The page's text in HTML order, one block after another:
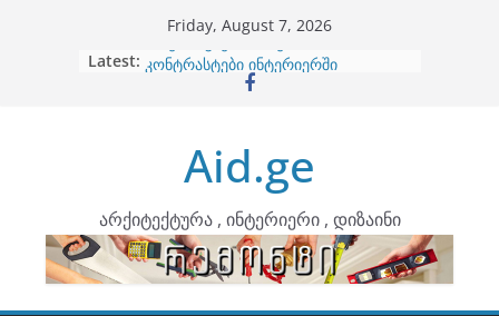
Friday, August 7, 2026
Latest: ბინების გაერთიანება
კონტრასტები ინტერიერში
ინტერიერის დიზიანი
არტემიდი წარმოგიდგენთ
Aid.ge
არქიტექტურა , ინტერიერი , დიზაინი